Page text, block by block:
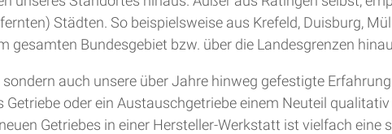
Städten. So beispielsweise aus Krefeld, Duisburg,
Bundesgebiet bzw. über die Landesgrenzen
auch unsere über Jahre hinweg gefestigte
oder ein Austauschgetriebe einem Neuteil
Getriebes in einer Hersteller-Werkstatt ist vielfach eine